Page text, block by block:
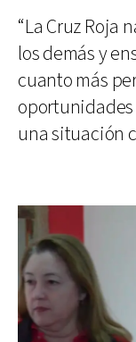
“La Cruz Roja
los demás y
cuanto más
una situación